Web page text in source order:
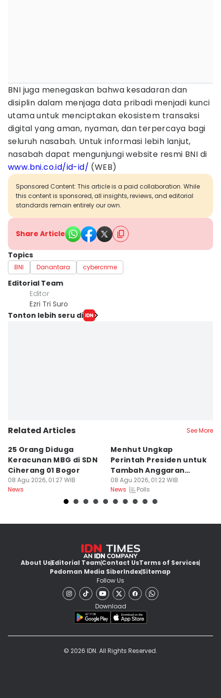
BNI juga menegaskan bahwa kesadaran dan
disiplin dalam menjaga data pribadi menjadi kunci
utama untuk menciptakan ekosistem transaksi
digital yang aman, nyaman, dan terpercaya bagi
seluruh nasabah. Untuk informasi lebih lanjut,
nasabah dapat mengunjungi website resmi BNI di
www.bni.co.id/id-id/ (WEB)
Sponsored Content: This article is a paid collaboration. While
this content is sponsored, all insights, reviews, and editorial
standards remain entirely our own.
Share Article
Topics
BNI Danantara cybercrime
Editorial Team
Editor
Ezri Tri Suro
Tonton lebih seru di
Related Articles See More
25 Orang Diduga
Keracunan MBG di SDN
Ciherang 01 Bogor
08 Agu 2026, 01:27 WIB
News
Menhut Ungkap
Perintah Presiden untuk
Tambah Anggaran
Pencegahan Karhutla
08 Agu 2026, 01:22 WIB
News
Polls
About UsEditorial TeamContact UsTerms of Services
Pedoman Media SiberIndexSitemap
Follow Us
Download
© 2026 IDN. All Rights Reserved.